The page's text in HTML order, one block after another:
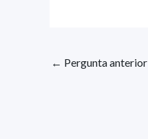
← Pergunta anterior